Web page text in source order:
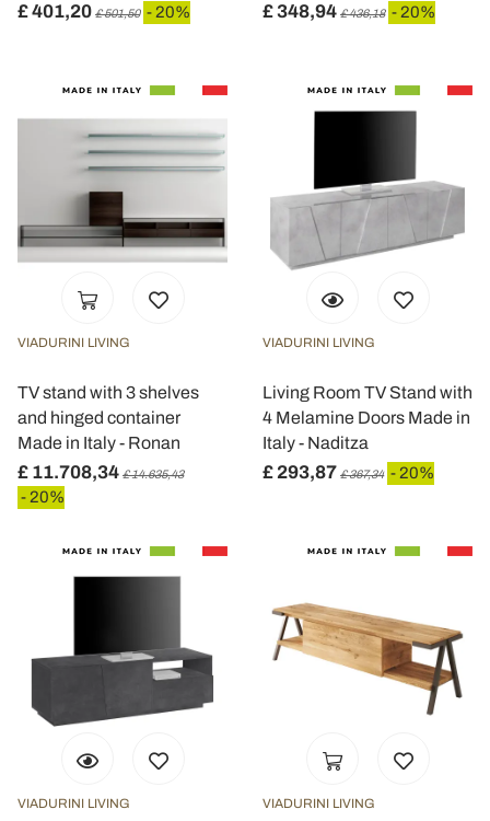
£ 401,20 £ 501,50 - 20% £ 348,94 £ 436,18 - 20%
VIADURINI LIVING
TV stand with 3 shelves
and hinged container
Made in Italy - Ronan
£ 11.708,34 £ 14.635,43
- 20%
VIADURINI LIVING
Living Room TV Stand with
4 Melamine Doors Made in
Italy - Naditza
£ 293,87 £ 367,34 - 20%
VIADURINI LIVING VIADURINI LIVING